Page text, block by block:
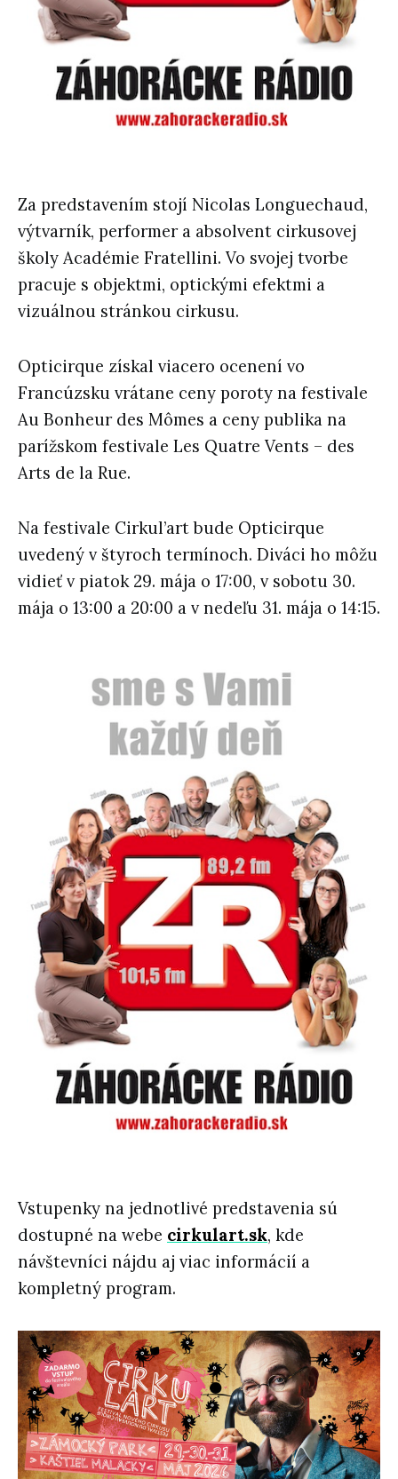
Za predstavením stojí Nicolas Longuechaud,
výtvarník, performer a absolvent cirkusovej
školy Académie Fratellini. Vo svojej tvorbe
pracuje s objektmi, optickými efektmi a
vizuálnou stránkou cirkusu.
Opticirque získal viacero ocenení vo
Francúzsku vrátane ceny poroty na festivale
Au Bonheur des Mômes a ceny publika na
parížskom festivale Les Quatre Vents – des
Arts de la Rue.
Na festivale Cirkul’art bude Opticirque
uvedený v štyroch termínoch. Diváci ho môžu
vidieť v piatok 29. mája o 17:00, v sobotu 30.
mája o 13:00 a 20:00 a v nedeľu 31. mája o 14:15.
Vstupenky na jednotlivé predstavenia sú
dostupné na webe cirkulart.sk, kde
návštevníci nájdu aj viac informácií a
kompletný program.